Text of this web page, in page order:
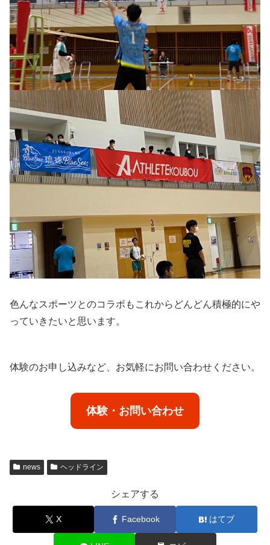
色んなスポーツとのコラボもこれからどんどん積極的にや
っていきたいと思います。
体験のお申し込みなど、お気軽にお問い合わせください。
体験・お問い合わせ
news ヘッドライン
シェアする
X Facebook はてブ